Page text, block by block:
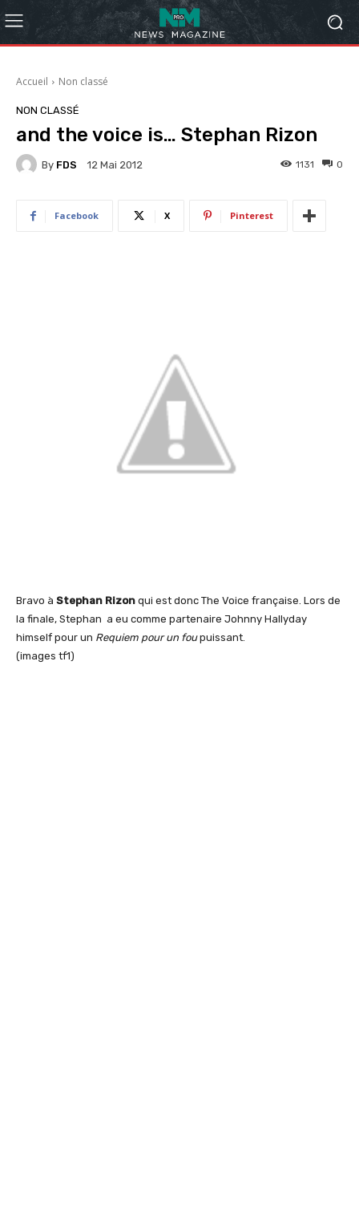
Accueil Non classé
NON CLASSÉ
and the voice is… Stephan Rizon
By FDS 12 Mai 2012 0
1131
Facebook X Pinterest
Bravo à Stephan Rizon qui est donc The Voice française. Lors de
la finale, Stephan a eu comme partenaire Johnny Hallyday
himself pour un Requiem pour un foupuissant.
(images tf1)